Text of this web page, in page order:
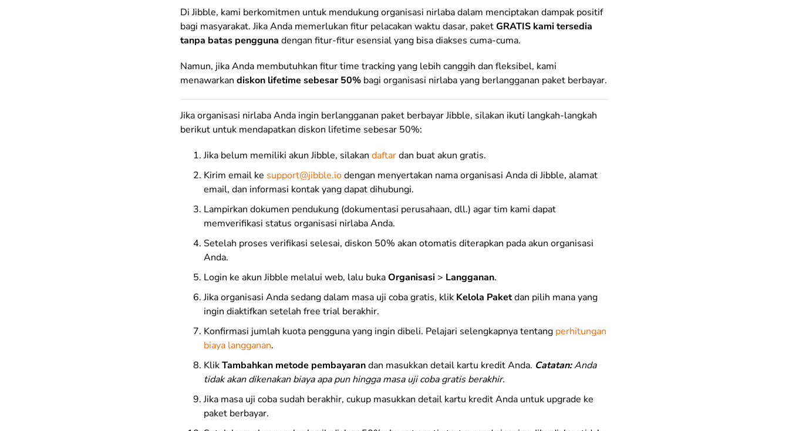
Di Jibble, kami berkomitmen untuk mendukung organisasi nirlaba dalam menciptakan dampak positif
bagi masyarakat. Jika Anda memerlukan fitur pelacakan waktu dasar, paketGRATIS kami tersedia
tanpa batas pengguna dengan fitur-fitur esensial yang bisa diakses cuma-cuma.
Namun, jika Anda membutuhkan fitur time tracking yang lebih canggih dan fleksibel, kami
menawarkan diskon lifetime sebesar 50% bagi organisasi nirlaba yang berlangganan paket berbayar.
Jika organisasi nirlaba Anda ingin berlangganan paket berbayar Jibble, silakan ikuti langkah-langkah
berikut untuk mendapatkan diskon lifetime sebesar 50%:
Jika belum memiliki akun Jibble, silakan daftardan buat akun gratis.
Kirim email ke support@jibble.iodengan menyertakan nama organisasi Anda di Jibble, alamat
email, dan informasi kontak yang dapat dihubungi.
Lampirkan dokumen pendukung (dokumentasi perusahaan, dll.) agar tim kami dapat
memverifikasi status organisasi nirlaba Anda.
Setelah proses verifikasi selesai, diskon 50% akan otomatis diterapkan pada akun organisasi
Anda.
Login ke akun Jibble melalui web, lalu bukaOrganisasi > Langganan.
Jika organisasi Anda sedang dalam masa uji coba gratis, klik Kelola Paketdan pilih mana yang
ingin diaktifkan setelah free trial berakhir.
Konfirmasi jumlah kuota pengguna yang ingin dibeli. Pelajari selengkapnya tentang perhitungan
biaya langganan.
KlikTambahkan metode pembayarandan masukkan detail kartu kredit Anda. Catatan:Anda
tidak akan dikenakan biaya apa pun hingga masa uji coba gratis berakhir.
Jika masa uji coba sudah berakhir, cukup masukkan detail kartu kredit Anda untuk upgrade ke
paket berbayar.